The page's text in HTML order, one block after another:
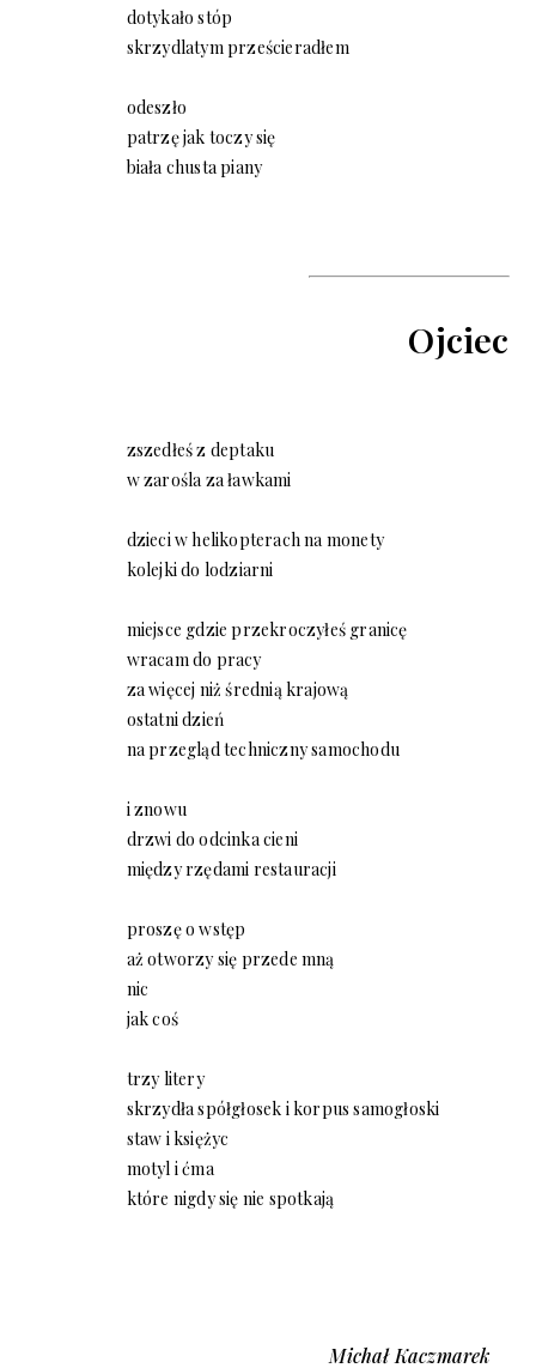
dotykało stóp
skrzydlatym prześcieradłem
odeszło
patrzę jak toczy się
biała chusta piany
Ojciec
zszedłeś z deptaku
w zarośla za ławkami
dzieci w helikopterach na monety
kolejki do lodziarni
miejsce gdzie przekroczyłeś granicę
wracam do pracy
za więcej niż średnią krajową
ostatni dzień
na przegląd techniczny samochodu
i znowu
drzwi do odcinka cieni
między rzędami restauracji
proszę o wstęp
aż otworzy się przede mną
nic
jak coś
trzy litery
skrzydła spółgłosek i korpus samogłoski
staw i księżyc
motyl i ćma
które nigdy się nie spotkają
Michał Kaczmarek